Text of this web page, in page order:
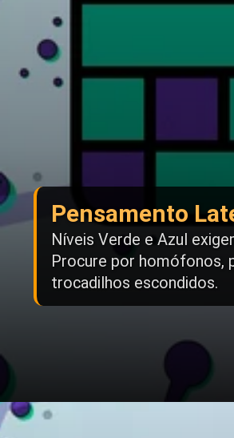
Pensamento
Níveis Verde e Azul
Procure por homófonos,
trocadilhos escondidos.